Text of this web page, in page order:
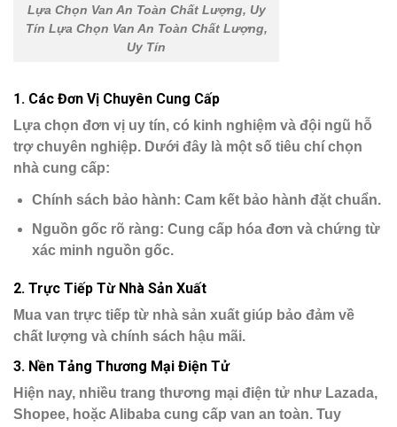
Lựa Chọn Van An Toàn Chất Lượng, Uy
Tín Lựa Chọn Van An Toàn Chất Lượng,
Uy Tín
1. Các Đơn Vị Chuyên Cung Cấp
Lựa chọn đơn vị uy tín, có kinh nghiệm và đội ngũ hỗ
trợ chuyên nghiệp. Dưới đây là một số tiêu chí chọn
nhà cung cấp:
Chính sách bảo hành: Cam kết bảo hành đặt chuẩn.
Nguồn gốc rõ ràng: Cung cấp hóa đơn và chứng từ
xác minh nguồn gốc.
2. Trực Tiếp Từ Nhà Sản Xuất
Mua van trực tiếp từ nhà sản xuất giúp bảo đảm về
chất lượng và chính sách hậu mãi.
3. Nền Tảng Thương Mại Điện Tử
Hiện nay, nhiều trang thương mại điện tử như Lazada,
Shopee, hoặc Alibaba cung cấp van an toàn. Tuy